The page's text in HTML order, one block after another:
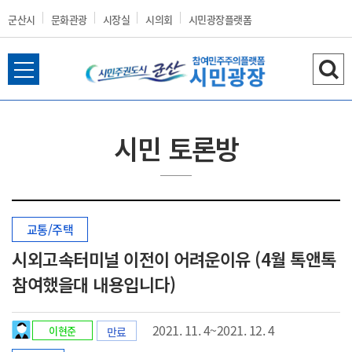
군산시 문화관광 시장실 시의회 시민광장플랫폼
군
시
홈
전
체
검
색
시민 토론방
교통/주택
시외고속터미널 이전이 어려운이유 (4월 톡앤톡
참여했을대 내용입니다)
이현준 만료 2021. 11. 4~2021. 12. 4